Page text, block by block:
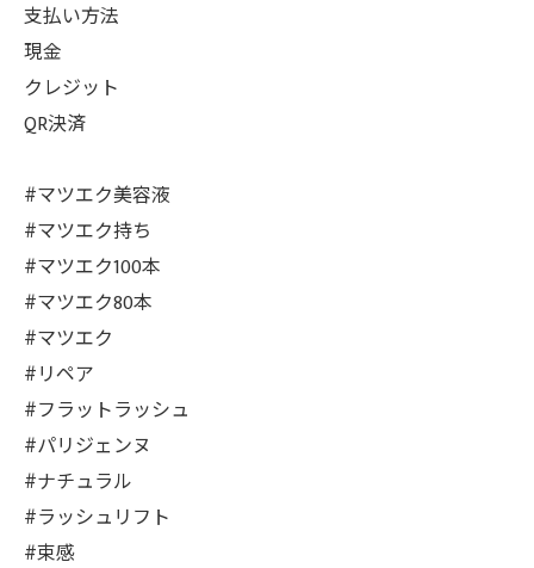
支払い方法
現金
クレジット
QR決済
#マツエク美容液
#マツエク持ち
#マツエク100本
#マツエク80本
#マツエク
#リペア
#フラットラッシュ
#パリジェンヌ
#ナチュラル
#ラッシュリフト
#束感